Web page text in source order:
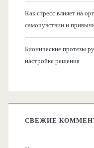
Как стресс влияет на
самочувствии и
Бионические протезы
настройке решения
СВЕЖИЕ